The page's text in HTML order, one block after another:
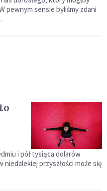
pewnym sensie byliśmy zdani
i pół tysiąca dolarów
przyszłości może się